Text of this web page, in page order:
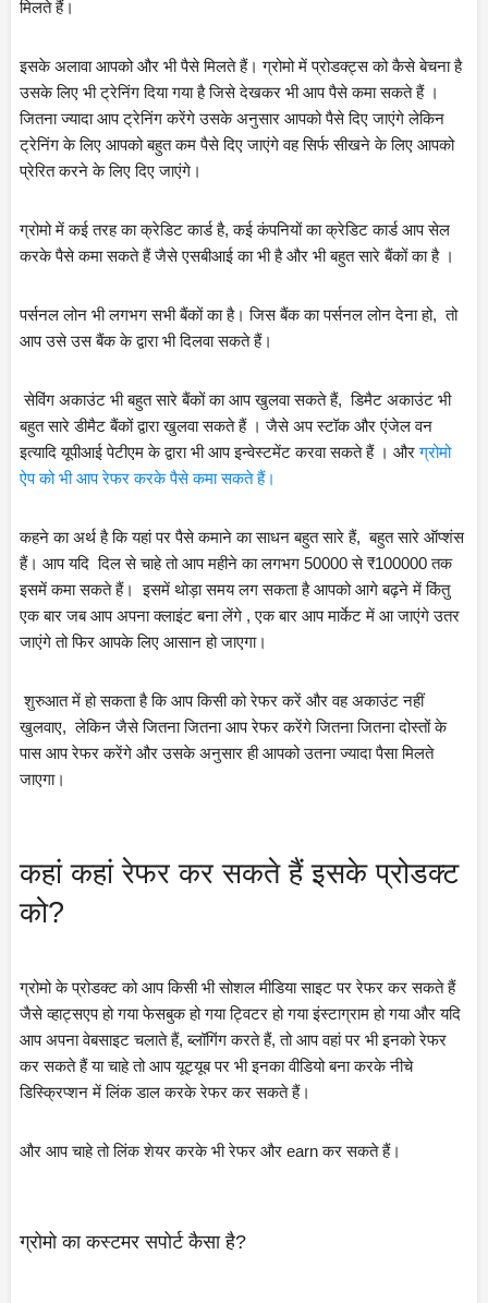
मिलते हैं।
इसके अलावा आपको और भी पैसे मिलते हैं। ग्रोमो में प्रोडक्ट्स को कैसे बेचना है
उसके लिए भी ट्रेनिंग दिया गया है जिसे देखकर भी आप पैसे कमा सकते हैं ।
जितना ज्यादा आप ट्रेनिंग करेंगे उसके अनुसार आपको पैसे दिए जाएंगे लेकिन
ट्रेनिंग के लिए आपको बहुत कम पैसे दिए जाएंगे वह सिर्फ सीखने के लिए आपको
प्रेरित करने के लिए दिए जाएंगे।
ग्रोमो में कई तरह का क्रेडिट कार्ड है, कई कंपनियों का क्रेडिट कार्ड आप सेल
करके पैसे कमा सकते हैं जैसे एसबीआई का भी है और भी बहुत सारे बैंकों का है ।
पर्सनल लोन भी लगभग सभी बैंकों का है। जिस बैंक का पर्सनल लोन देना हो,  तो
आप उसे उस बैंक के द्वारा भी दिलवा सकते हैं।
सेविंग अकाउंट भी बहुत सारे बैंकों का आप खुलवा सकते हैं,  डिमैट अकाउंट भी
बहुत सारे डीमैट बैंकों द्वारा खुलवा सकते हैं । जैसे अप स्टॉक और एंजेल वन
इत्यादि यूपीआई पेटीएम के द्वारा भी आप इन्वेस्टमेंट करवा सकते हैं । और ग्रोमो
ऐप को भी आप रेफर करके पैसे कमा सकते हैं।
कहने का अर्थ है कि यहां पर पैसे कमाने का साधन बहुत सारे हैं,  बहुत सारे ऑप्शंस
हैं। आप यदि  दिल से चाहे तो आप महीने का लगभग 50000 से ₹100000 तक
इसमें कमा सकते हैं।  इसमें थोड़ा समय लग सकता है आपको आगे बढ़ने में किंतु
एक बार जब आप अपना क्लाइंट बना लेंगे , एक बार आप मार्केट में आ जाएंगे उतर
जाएंगे तो फिर आपके लिए आसान हो जाएगा।
शुरुआत में हो सकता है कि आप किसी को रेफर करें और वह अकाउंट नहीं
खुलवाए,  लेकिन जैसे जितना जितना आप रेफर करेंगे जितना जितना दोस्तों के
पास आप रेफर करेंगे और उसके अनुसार ही आपको उतना ज्यादा पैसा मिलते
जाएगा।
कहां कहां रेफर कर सकते हैं इसके प्रोडक्ट
को?
ग्रोमो के प्रोडक्ट को आप किसी भी सोशल मीडिया साइट पर रेफर कर सकते हैं
जैसे व्हाट्सएप हो गया फेसबुक हो गया ट्विटर हो गया इंस्टाग्राम हो गया और यदि
आप अपना वेबसाइट चलाते हैं, ब्लॉगिंग करते हैं, तो आप वहां पर भी इनको रेफर
कर सकते हैं या चाहे तो आप यूट्यूब पर भी इनका वीडियो बना करके नीचे
डिस्क्रिप्शन में लिंक डाल करके रेफर कर सकते हैं।
और आप चाहे तो लिंक शेयर करके भी रेफर और earn कर सकते हैं।
ग्रोमो का कस्टमर सपोर्ट कैसा है?